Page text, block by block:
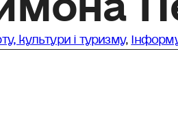
культури і туризму,